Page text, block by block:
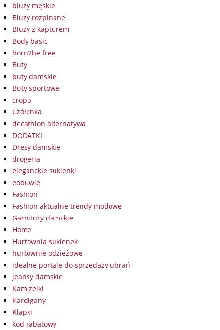
bluzy męskie
Bluzy rozpinane
Bluzy z kapturem
Body basic
born2be free
Buty
buty damskie
Buty sportowe
cropp
Czółenka
decathlon alternatywa
DODATKI
Dresy damskie
drogeria
eleganckie sukienki
eobuwie
Fashion
Fashion aktualne trendy modowe
Garnitury damskie
Home
Hurtownia sukienek
hurtownie odzieżowe
idealne portale do sprzedaży ubrań
jeansy damskie
Kamizelki
Kardigany
Klapki
kod rabatowy